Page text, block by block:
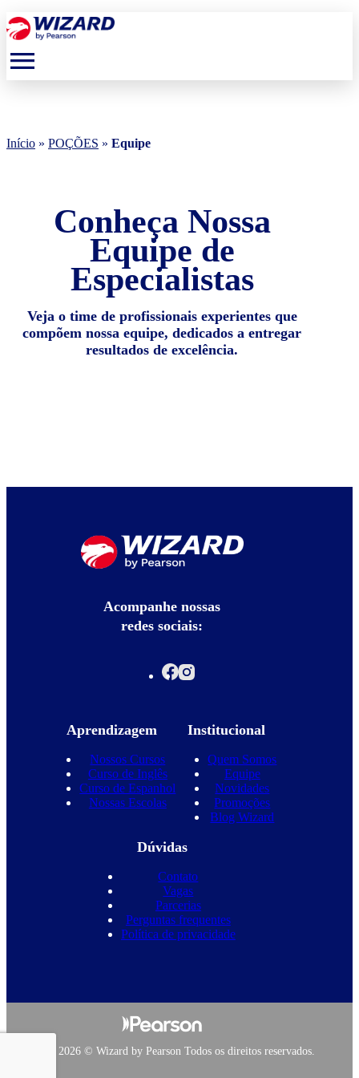
menu
Início » POÇÕES » Equipe
Conheça Nossa
Equipe de
Especialistas
Veja o time de profissionais experientes que
compõem nossa equipe, dedicados a entregar
resultados de excelência.
Acompanhe nossas
redes sociais:
Aprendizagem
Nossos Cursos
Curso de Inglês
Curso de Espanhol
Nossas Escolas
Institucional
Quem Somos
Equipe
Novidades
Promoções
Blog Wizard
Dúvidas
Contato
Vagas
Parcerias
Perguntas frequentes
Política de privacidade
Copyright 2026 © Wizard by Pearson Todos os direitos reservados.